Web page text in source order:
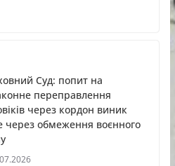
Суд: попит на
переправлення
через кордон виник
через обмеження воєнного